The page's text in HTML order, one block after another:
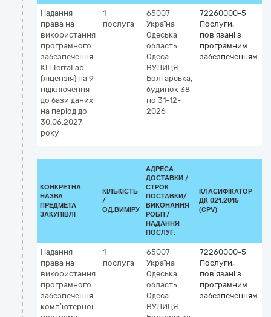
Надання
права на
використання
програмного
забезпечення
КП TerraLab
(ліцензія) на 9
підключення
до бази даних
на період до
30.06.2027
року
1
послуга
65007
Україна
Одеська
область
Одеса
ВУЛИЦЯ
Болгарська,
будинок 38
по 31-12-
2026
72260000-5
Послуги,
пов’язані з
програмним
забезпеченням
КОНКРЕТНА
НАЗВА
ПРЕДМЕТА
ЗАКУПІВЛІ
КІЛЬКІСТЬ
/
ОД.ВИМІРУ
АДРЕСА
ДОСТАВКИ /
СТРОК
ПОСТАВКИ/
ВИКОНАННЯ
РОБІТ/
НАДАННЯ
ПОСЛУГ:
КЛАСИФІКАТОР
ДК 021:2015
(CPV)
Надання
права на
використання
програмного
забезпечення
комп’ютерної
1
послуга
65007
Україна
Одеська
область
Одеса
ВУЛИЦЯ
72260000-5
Послуги,
пов’язані з
програмним
забезпеченням